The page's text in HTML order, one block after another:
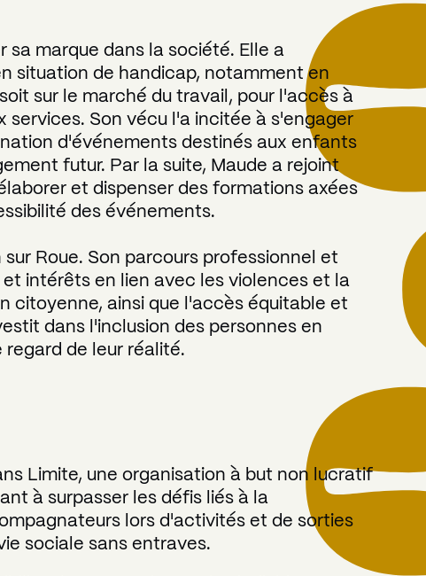
sa marque dans la société. Elle a
situation de handicap, notamment en
sur le marché du travail, pour l'accès à
Son vécu l'a incitée à s'engager
d'événements destinés aux enfants
futur. Par la suite, Maude a rejoint
et dispenser des formations axées
des événements.
Roue. Son parcours professionnel et
intérêts en lien avec les violences et la
citoyenne, ainsi que l'accès équitable et
dans l'inclusion des personnes en
de leur réalité.
Limite, une organisation à but non lucratif
à surpasser les défis liés à la
lors d'activités et de sorties
sociale sans entraves.